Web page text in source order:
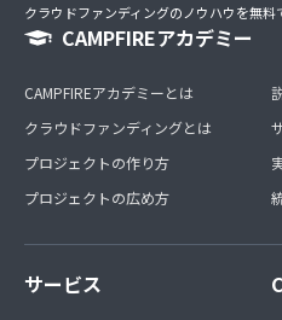
クラウドファンディングのノウハウを無料
CAMPFIREアカデミー
CAMPFIREアカデミーとは
クラウドファンディングとは
プロジェクトの作り方
プロジェクトの広め方
サービス